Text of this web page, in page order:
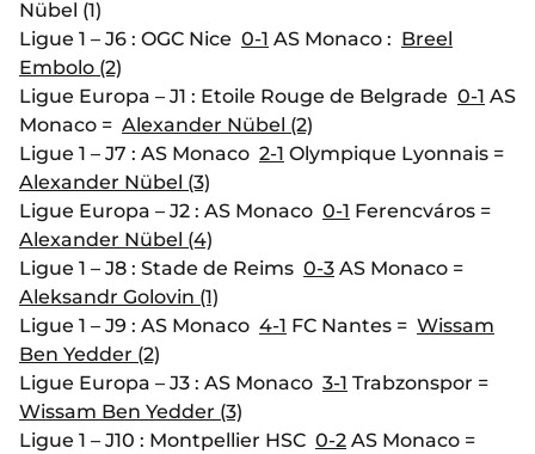
Nübel (1)
Ligue 1 – J6 : OGC Nice 0-1 AS Monaco : Breel
Embolo (2)
Ligue Europa – J1 : Etoile Rouge de Belgrade 0-1 AS
Monaco = Alexander Nübel (2)
Ligue 1 – J7 : AS Monaco 2-1 Olympique Lyonnais =
Alexander Nübel (3)
Ligue Europa – J2 : AS Monaco 0-1 Ferencváros =
Alexander Nübel (4)
Ligue 1 – J8 : Stade de Reims 0-3 AS Monaco =
Aleksandr Golovin (1)
Ligue 1 – J9 : AS Monaco 4-1 FC Nantes = Wissam
Ben Yedder (2)
Ligue Europa – J3 : AS Monaco 3-1 Trabzonspor =
Wissam Ben Yedder (3)
Ligue 1 – J10 : Montpellier HSC 0-2 AS Monaco =